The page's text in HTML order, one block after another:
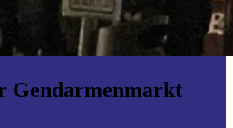
Gendarmenmarkt